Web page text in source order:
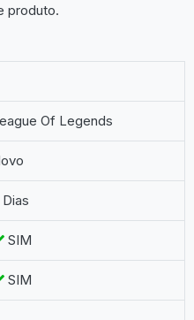
produto.
Of Legends
SIM
SIM